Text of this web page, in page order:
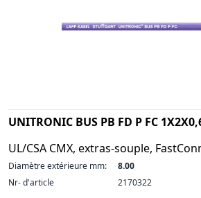
UNITRONIC BUS PB FD P FC
UL/CSA CMX, extras-souple,
Diamètre extérieure mm:
8.00
Nr- d'article
2170322